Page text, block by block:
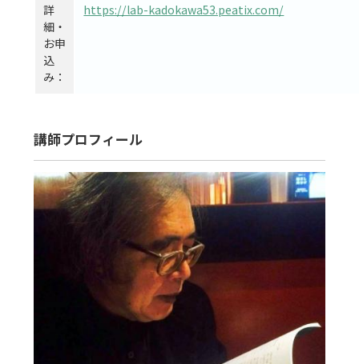
詳
細・
お申
込
み：
https://lab-kadokawa53.peatix.com/
講師プロフィール